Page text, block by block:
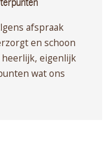
afspraak
en schoon
heerlijk, eigenlijk
wat ons